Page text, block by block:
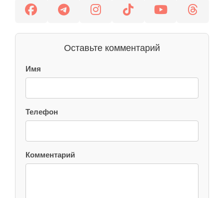
Оставьте комментарий
Имя
Телефон
Комментарий